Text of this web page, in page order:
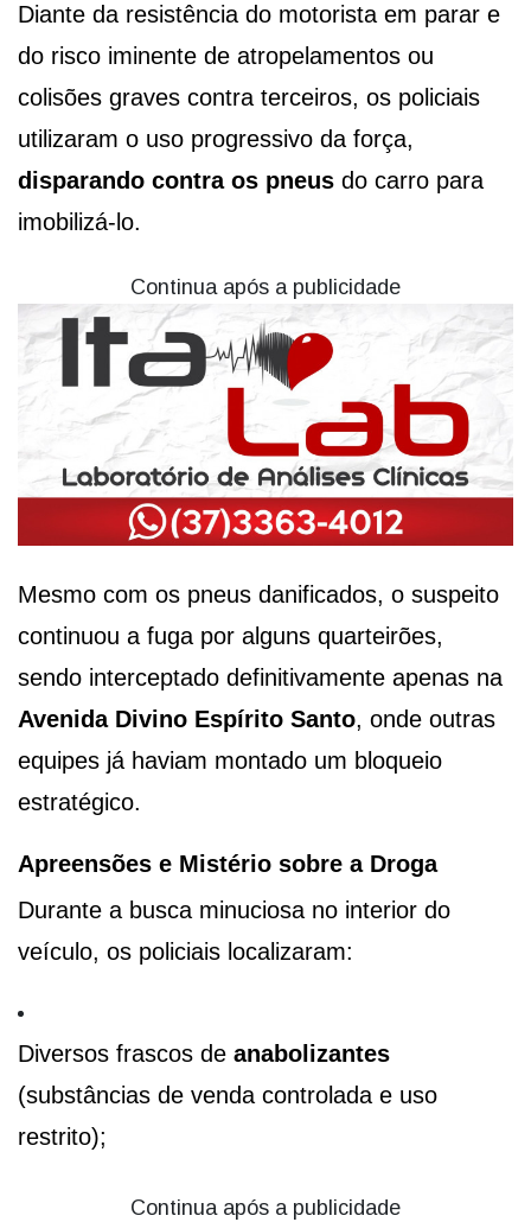
Diante da resistência do motorista em parar e
do risco iminente de atropelamentos ou
colisões graves contra terceiros, os policiais
utilizaram o uso progressivo da força,
disparando contra os pneus do carro para
imobilizá-lo.
Continua após a publicidade
Mesmo com os pneus danificados, o suspeito
continuou a fuga por alguns quarteirões,
sendo interceptado definitivamente apenas na
Avenida Divino Espírito Santo, onde outras
equipes já haviam montado um bloqueio
estratégico.
Apreensões e Mistério sobre a Droga
Durante a busca minuciosa no interior do
veículo, os policiais localizaram:
Diversos frascos de anabolizantes
(substâncias de venda controlada e uso
restrito);
Continua após a publicidade